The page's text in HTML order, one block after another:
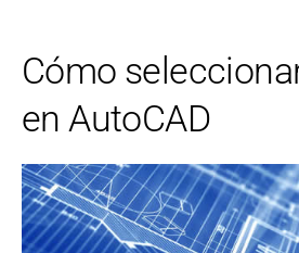
Cómo
en AutoCAD